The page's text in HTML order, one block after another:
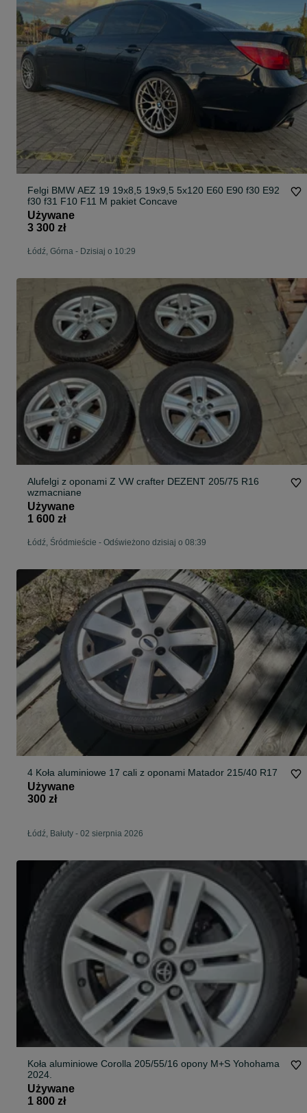
Felgi BMW AEZ 19 19x8,5 19x9,5 5x120 E60 E90 f30 E92
f30 f31 F10 F11 M pakiet Concave
Używane
3 300 zł
Łódź, Górna - Dzisiaj o 10:29
Alufelgi z oponami Z VW crafter DEZENT 205/75 R16
wzmacniane
Używane
1 600 zł
Łódź, Śródmieście - Odświeżono dzisiaj o 08:39
4 Koła aluminiowe 17 cali z oponami Matador 215/40 R17
Używane
300 zł
Łódź, Bałuty - 02 sierpnia 2026
Koła aluminiowe Corolla 205/55/16 opony M+S Yohohama
2024.
Używane
1 800 zł